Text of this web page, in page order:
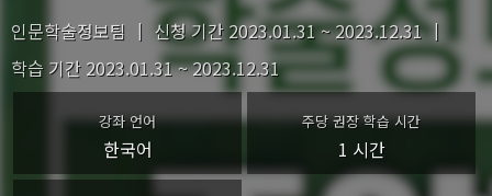
인문학술정보팀 | 신청 기간 2023.01.31 ~ 2023.12.31 |
학습 기간 2023.01.31 ~ 2023.12.31
강좌 언어
한국어
주당 권장 학습 시간
1 시간